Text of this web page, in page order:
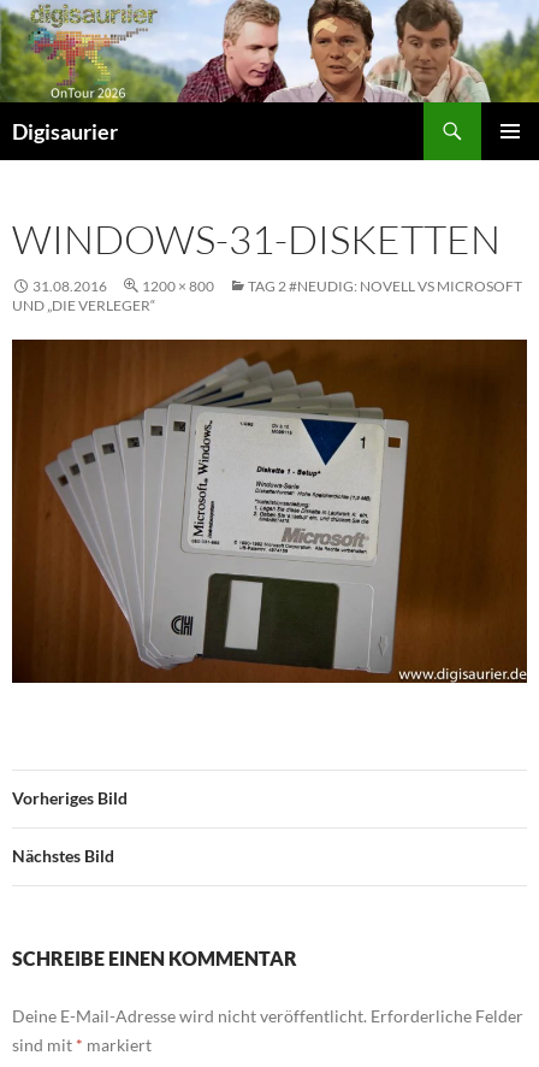
Zum
Inhalt
springen
Digisaurier
WINDOWS-31-DISKETTEN
31.08.2016 1200 × 800
TAG 2 #NEUDIG: NOVELL VS MICROSOFT
UND „DIE VERLEGER“
Vorheriges Bild
Nächstes Bild
SCHREIBE EINEN KOMMENTAR
Deine E-Mail-Adresse wird nicht veröffentlicht. Erforderliche Felder
sind mit * markiert